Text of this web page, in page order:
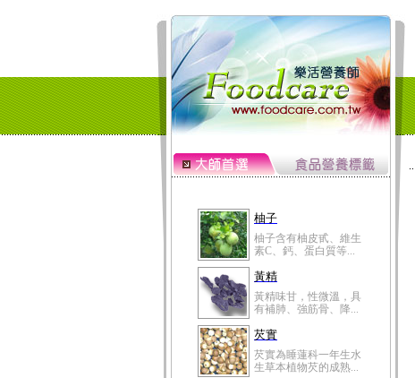
柚子
柚子含有柚皮甙、維生
素C、鈣、蛋白質等...
黃精
黃精味甘，性微溫，具
有補肺、強筋骨、降...
芡實
芡實為睡蓮科一年生水
生草本植物芡的成熟...